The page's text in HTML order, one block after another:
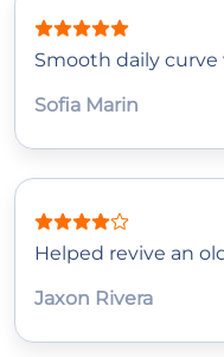
Smooth daily
Sofia Marin
Helped revive an
Jaxon Rivera